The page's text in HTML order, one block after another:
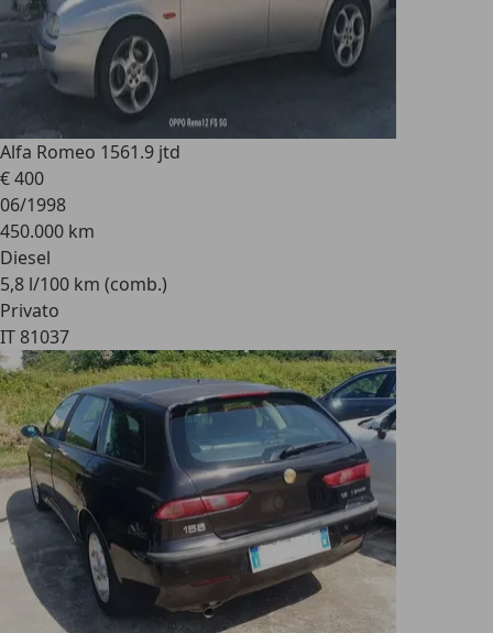
Alfa Romeo 1561.9 jtd
€ 400
06/1998
450.000 km
Diesel
5,8 l/100 km (comb.)
Privato
IT 81037